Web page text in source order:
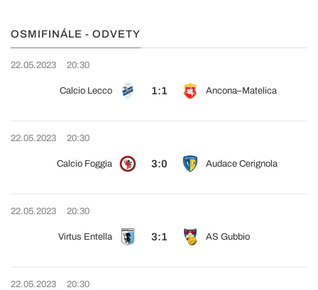
OSMIFINÁLE - ODVETY
22.05.2023 20:30
Calcio Lecco 1:1 Ancona–Matelica
22.05.2023 20:30
Calcio Foggia 3:0 Audace Cerignola
22.05.2023 20:30
Virtus Entella 3:1 AS Gubbio
22.05.2023 20:30